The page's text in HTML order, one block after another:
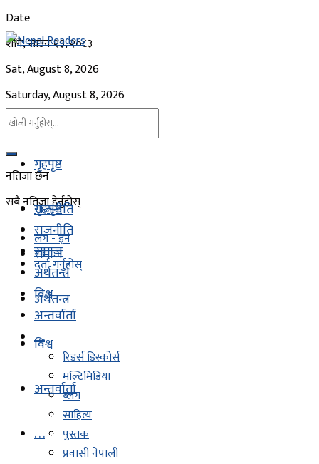
Date
शनि, साउन २३, २०८३
Sat, August 8, 2026
Saturday, August 8, 2026
नतिजा छैन
सबै नतिजा हेर्नुहोस्
लग - इन
दर्ता गर्नुहोस्
गृहपृष्ठ
राजनीति
समाज
अर्थतन्त्र
विश्व
अन्तर्वार्ता
. . .
गृहपृष्ठ
राजनीति
समाज
अर्थतन्त्र
विश्व
अन्तर्वार्ता
. . .
रिडर्स डिस्कोर्स
मल्टिमिडिया
ब्लग
साहित्य
पुस्तक
प्रवासी नेपाली